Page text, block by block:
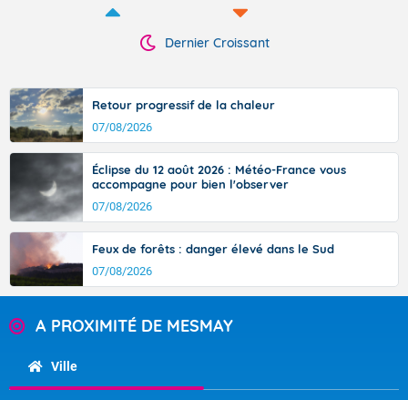
Dernier Croissant
Retour progressif de la chaleur
07/08/2026
Éclipse du 12 août 2026 : Météo-France vous
accompagne pour bien l'observer
07/08/2026
Feux de forêts : danger élevé dans le Sud
07/08/2026
A PROXIMITÉ DE MESMAY
Ville